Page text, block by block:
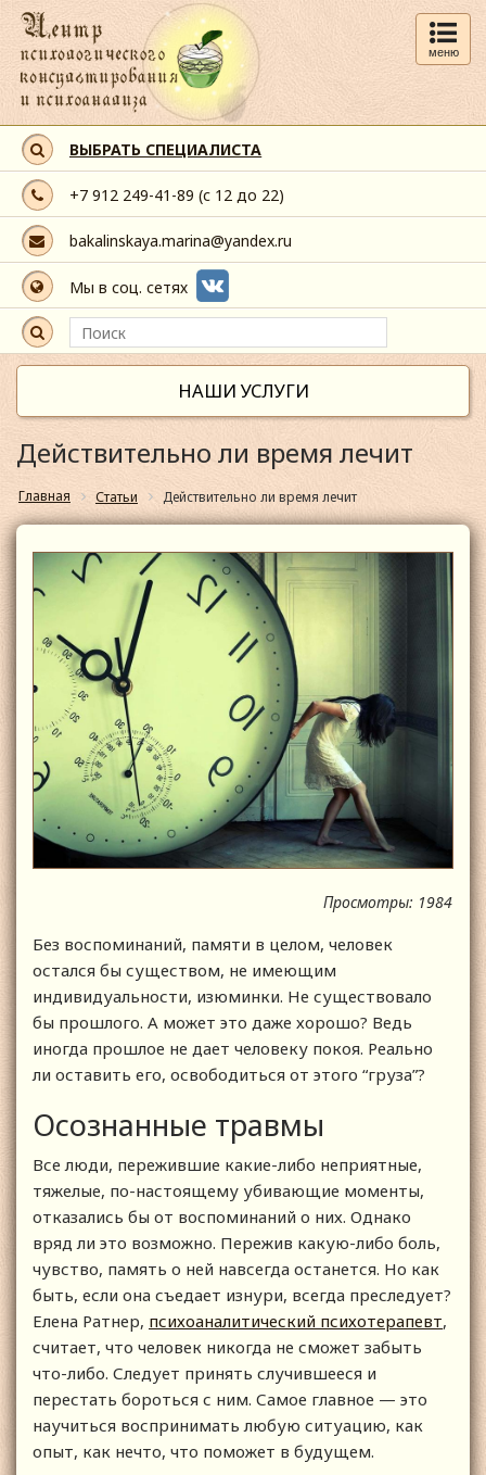
меню
ВЫБРАТЬ СПЕЦИАЛИСТА
+7 912 249-41-89 (с 12 до 22)
bakalinskaya.marina@yandex.ru
Мы в соц. сетях
НАШИ УСЛУГИ
Действительно ли время лечит
Главная Статьи Действительно ли время лечит
Просмотры: 1984
Без воспоминаний, памяти в целом, человек
остался бы существом, не имеющим
индивидуальности, изюминки. Не существовало
бы прошлого. А может это даже хорошо? Ведь
иногда прошлое не дает человеку покоя. Реально
ли оставить его, освободиться от этого “груза”?
Осознанные травмы
Все люди, пережившие какие-либо неприятные,
тяжелые, по-настоящему убивающие моменты,
отказались бы от воспоминаний о них. Однако
вряд ли это возможно. Пережив какую-либо боль,
чувство, память о ней навсегда останется. Но как
быть, если она съедает изнури, всегда преследует?
Елена Ратнер, психоаналитический психотерапевт,
считает, что человек никогда не сможет забыть
что-либо. Следует принять случившееся и
перестать бороться с ним. Самое главное — это
научиться воспринимать любую ситуацию, как
опыт, как нечто, что поможет в будущем.